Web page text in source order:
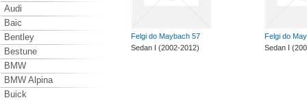
Audi
Baic
Bentley
Bestune
BMW
BMW Alpina
Buick
Felgi do Maybach 57
Sedan I (2002-2012)
Felgi do
Sedan I